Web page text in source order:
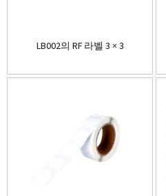
LB002의 RF 라벨 3 × 3